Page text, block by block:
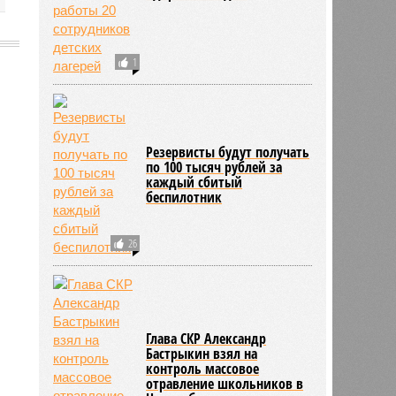
1
26
Резервисты будут получать
по 100 тысяч рублей за
каждый сбитый
беспилотник
Глава СКР Александр
Бастрыкин взял на
контроль массовое
отравление школьников в